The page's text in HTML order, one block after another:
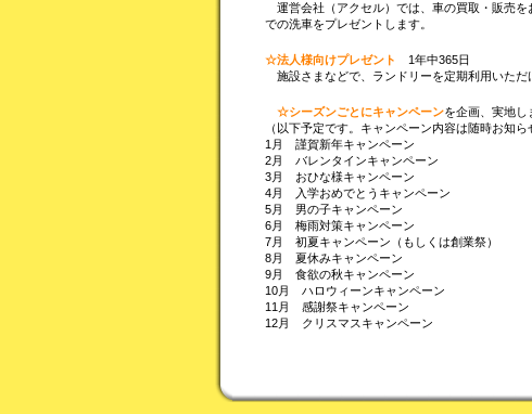
運営会社（アクセル）では、車の買取・販売を
での洗車をプレゼントします。
☆法人様向けプレゼント
1年中365日
施設さまなどで、ランドリーを定期利用いただ
☆シーズンごとにキャンペーンを企画、実地
（以下予定です。キャンペーン内容は随時お知ら
1月 謹賀新年キャンペーン
2月 バレンタインキャンペーン
3月 おひな様キャンペーン
4月 入学おめでとうキャンペーン
5月 男の子キャンペーン
6月 梅雨対策キャンペーン
7月 初夏キャンペーン（もしくは創業祭）
8月 夏休みキャンペーン
9月 食欲の秋キャンペーン
10月 ハロウィーンキャンペーン
11月 感謝祭キャンペーン
12月 クリスマスキャンペーン